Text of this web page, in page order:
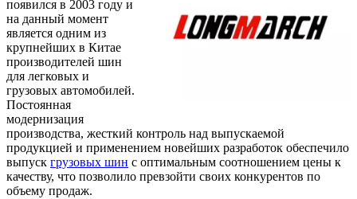
появился в 2003 году и
на данный момент
является одним из
крупнейших в Китае
производителей шин
для легковых и
грузовых автомобилей.
Постоянная
модернизация
производства, жесткий контроль над выпускаемой
продукцией и применением новейших разработок обеспечило
выпуск грузовых шин с оптимальным соотношением цены к
качеству, что позволило превзойти своих конкурентов по
объему продаж.